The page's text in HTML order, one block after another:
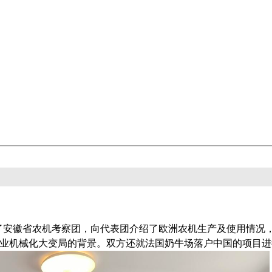
徽省农机考察团，向代表团介绍了欧洲农机生产及使用情况
机械化大变局的背景。双方还就法国奶牛场落户中国的项目